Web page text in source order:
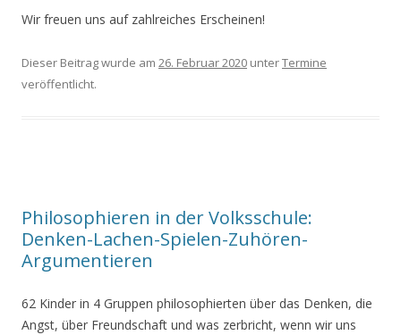
Wir freuen uns auf zahlreiches Erscheinen!
Dieser Beitrag wurde am 26. Februar 2020 unterTermine
veröffentlicht.
Philosophieren in der Volksschule:
Denken-Lachen-Spielen-Zuhören-
Argumentieren
62 Kinder in 4 Gruppen philosophierten über das Denken, die
Angst, über Freundschaft und was zerbricht, wenn wir uns